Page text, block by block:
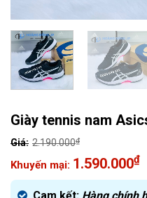
Giày tennis nam
2.190.000₫
Giá
gốc
1.590.000₫
Giá